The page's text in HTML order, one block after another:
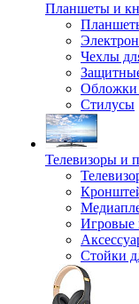
Планшеты и
Чехлы
Обложки
Стилусы
Телевизоры и
Игровые
Стойки